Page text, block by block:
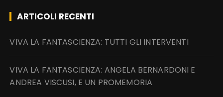
ARTICOLI RECENTI
VIVA LA FANTASCIENZA: TUTTI GLI INTERVENTI
VIVA LA FANTASCIENZA: ANGELA BERNARDONI E
ANDREA VISCUSI, E UN PROMEMORIA